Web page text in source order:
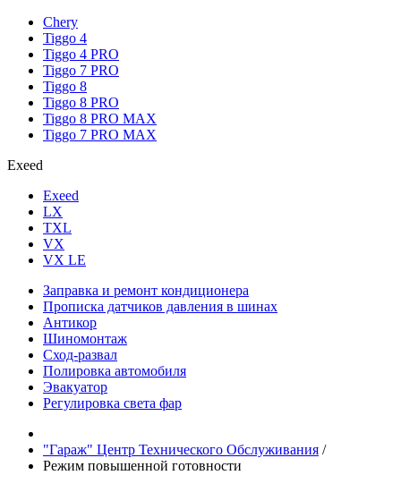
Chery
Tiggo 4
Tiggo 4 PRO
Tiggo 7 PRO
Tiggo 8
Tiggo 8 PRO
Tiggo 8 PRO MAX
Tiggo 7 PRO MAX
Exeed
Exeed
LX
TXL
VX
VX LE
Заправка и ремонт кондиционера
Прописка датчиков давления в шинах
Антикор
Шиномонтаж
Сход-развал
Полировка автомобиля
Эвакуатор
Регулировка света фар
"Гараж" Центр Технического Обслуживания /
Режим повышенной готовности